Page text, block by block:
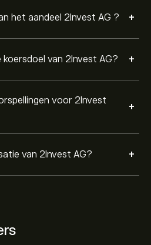
het aandeel 2Invest AG ? +
van 2Invest AG? +
voor 2Invest
+
van 2Invest AG? +